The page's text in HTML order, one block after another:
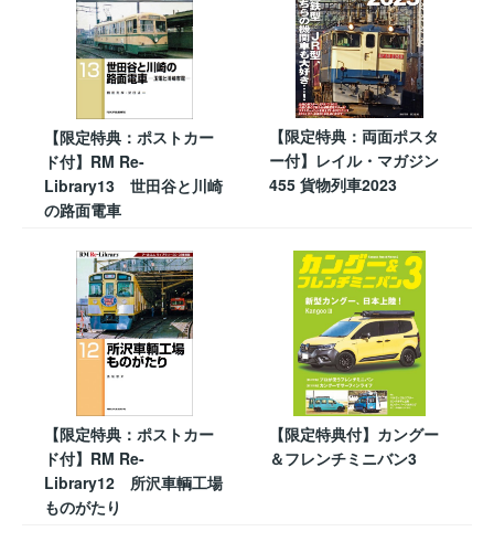
【限定特典：ポストカー
ド付】RM Re-
Library13 世田谷と川崎
の路面電車
【限定特典：両面ポスタ
ー付】レイル・マガジン
455 貨物列車2023
【限定特典：ポストカー
ド付】RM Re-
Library12 所沢車輌工場
ものがたり
【限定特典付】カングー
＆フレンチミニバン3